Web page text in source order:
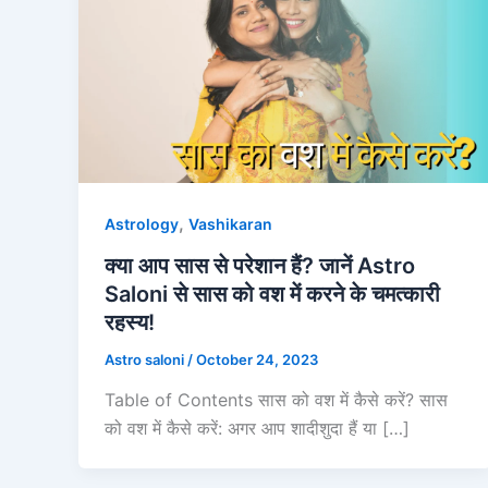
Astrology, Vashikaran
क्या आप सास से परेशान हैं? जानें Astro
Saloni से सास को वश में करने के चमत्कारी
रहस्य!
Astro saloni /October 24, 2023
Table of Contents सास को वश में कैसे करें? सास
को वश में कैसे करें: अगर आप शादीशुदा हैं या […]